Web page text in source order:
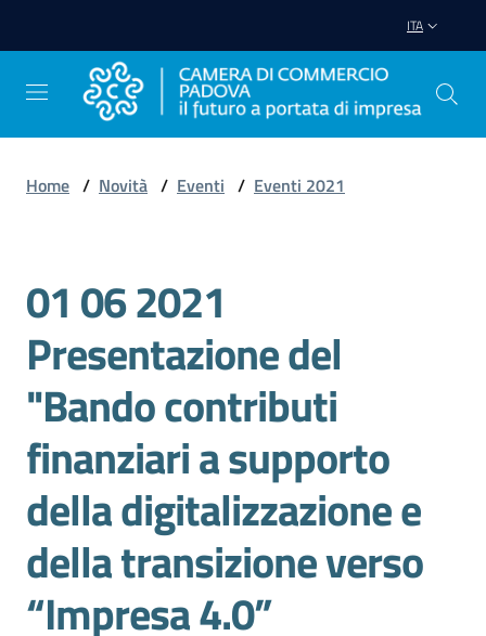
ITA
Gestire
Impresa
Promuovere
Impresa
e
territorio
Tutelare
Home / Novità / Eventi / Eventi 2021
Salta al contenuto
01 06 2021
Presentazione del
"Bando contributi
finanziari a supporto
della digitalizzazione e
della transizione verso
“Impresa 4.0”